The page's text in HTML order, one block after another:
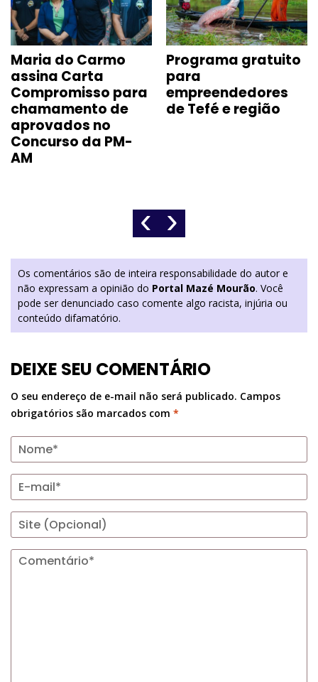
Maria do Carmo
assina Carta
Compromisso para
chamamento de
aprovados no
Concurso da PM-
AM
Programa gratuito
para
empreendedores
de Tefé e região
‹ ›
Os comentários são de inteira responsabilidade do autor e
não expressam a opinião do Portal Mazé Mourão. Você
pode ser denunciado caso comente algo racista, injúria ou
conteúdo difamatório.
DEIXE SEU COMENTÁRIO
O seu endereço de e-mail não será publicado. Campos
obrigatórios são marcados com *